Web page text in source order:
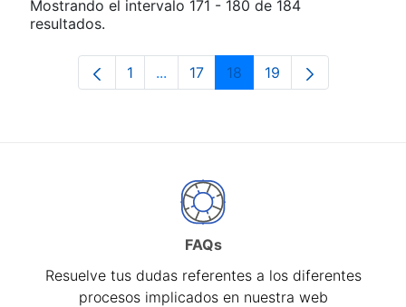
Mostrando el intervalo 171 - 180 de 184
resultados.
Página
1 ...Páginas intermedias Use TAB para
Página
17 Página
18 Página
19
FAQs
Resuelve tus dudas referentes a los diferentes
procesos implicados en nuestra web